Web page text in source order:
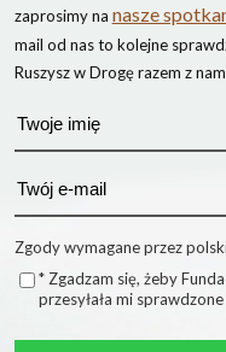
zaprosimy na nasze
mail od nas to kolejne
Ruszysz w Drogę razem z
Zgody wymagane przez
* Zgadzam się, żeby
przesyłała mi